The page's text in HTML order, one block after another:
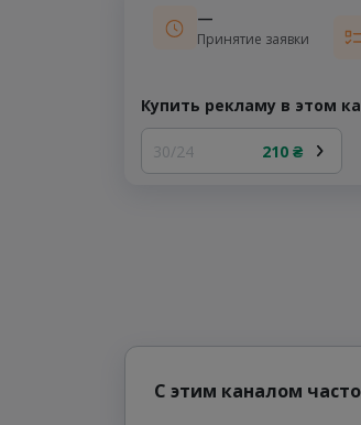
—
Принятие заявки
Купить рекламу в этом
30/24 210 ₴
С этим каналом